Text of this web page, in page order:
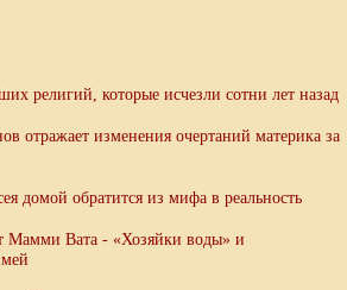
религий, которые исчезли сотни лет назад
отражает изменения очертаний материка за
домой обратится из мифа в реальность
Мамми Вата - «Хозяйки воды» и